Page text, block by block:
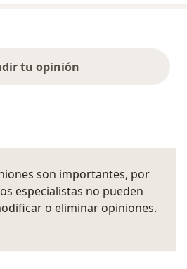
tu opinión
son importantes, por
especialistas no pueden
o eliminar opiniones.